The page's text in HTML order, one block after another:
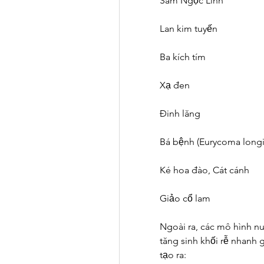
Lan kim tuyến
Ba kích tím
Xạ đen
Đinh lăng
Bá bệnh (Eurycoma
Ké hoa đào, Cát cánh
Giảo cổ lam
Ngoài ra, các mô hình
tăng sinh khối rễ nhanh
tạo ra: